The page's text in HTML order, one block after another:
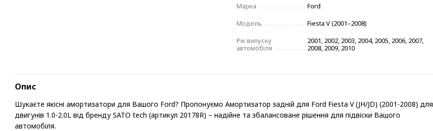
Марка
Ford
Модель
Fiesta V (2001–2008)
Рік випуску
автомобіля
2001, 2002, 2003, 2004, 2005, 2006, 2007,
2008, 2009, 2010
Опис
Шукаєте якісні амортизатори для Вашого Ford? Пропонуємо Амортизатор задній для Ford Fiesta V (JH/JD) (2001-2008) для
двигунів 1.0-2.0L від бренду SATO tech (артикул 20178R) – надійне та збалансоване рішення для підвіски Вашого
автомобіля.